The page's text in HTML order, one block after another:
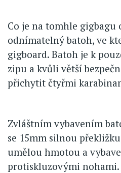
Co je na tomhle gigbagu
odnímatelný batoh, ve
gigboard. Batoh je k
zipu a kvůli větší
přichytit čtyřmi
Zvláštním vybavením
se 15mm silnou
umělou hmotou a
protiskluzovými